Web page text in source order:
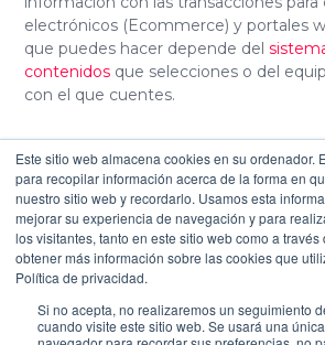
Este sitio web almacena cookies en su ordenador.
para recopilar información acerca de la forma en
nuestro sitio web y recordarlo. Usamos esta
mejorar su experiencia de navegación y para
los visitantes, tanto en este sitio web como a través
obtener más información sobre las cookies que
Política de privacidad.
Si no acepta, no realizaremos un seguimiento
cuando visite este sitio web. Se usará una
electrónicos (Ecommerce) y portales
que puedes hacer depende del
contenidos que selecciones o del
con el que cuentes.